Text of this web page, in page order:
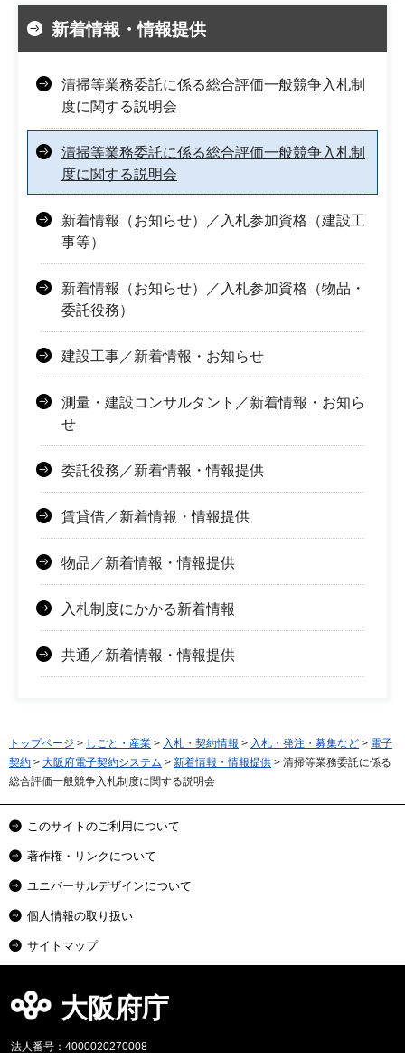
新着情報・情報提供
清掃等業務委託に係る総合評価一般競争入札制
度に関する説明会
清掃等業務委託に係る総合評価一般競争入札制
度に関する説明会
新着情報（お知らせ）／入札参加資格（建設工
事等）
新着情報（お知らせ）／入札参加資格（物品・
委託役務）
建設工事／新着情報・お知らせ
測量・建設コンサルタント／新着情報・お知ら
せ
委託役務／新着情報・情報提供
賃貸借／新着情報・情報提供
物品／新着情報・情報提供
入札制度にかかる新着情報
共通／新着情報・情報提供
トップページ > しごと・産業 > 入札・契約情報 > 入札・発注・募集など > 電子
契約 > 大阪府電子契約システム > 新着情報・情報提供 > 清掃等業務委託に係る
総合評価一般競争入札制度に関する説明会
このサイトのご利用について
著作権・リンクについて
ユニバーサルデザインについて
個人情報の取り扱い
サイトマップ
大阪府庁
法人番号：4000020270008